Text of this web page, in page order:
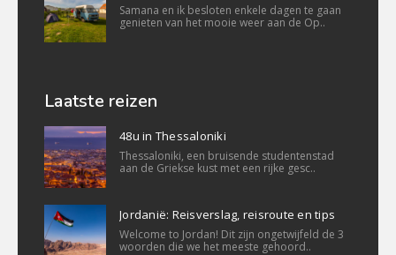
Samana en ik besloten enkele dagen te gaan
genieten van het mooie weer aan de Op..
Laatste reizen
48u in Thessaloniki
Thessaloniki, een bruisende studentenstad
aan de Griekse kust met een rijke gesc..
Jordanië: Reisverslag, reisroute en tips
Welcome to Jordan! Dit zijn ongetwijfeld de 3
woorden die we het meeste gehoord..